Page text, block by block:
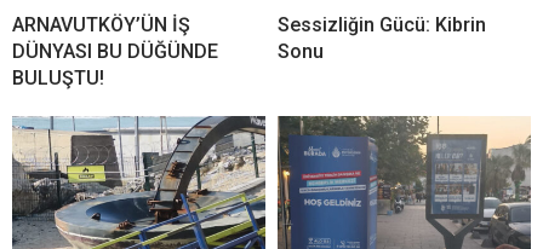
ARNAVUTKÖY’ÜN İŞ
DÜNYASI BU DÜĞÜNDE
BULUŞTU!
Sessizliğin Gücü: Kibrin
Sonu